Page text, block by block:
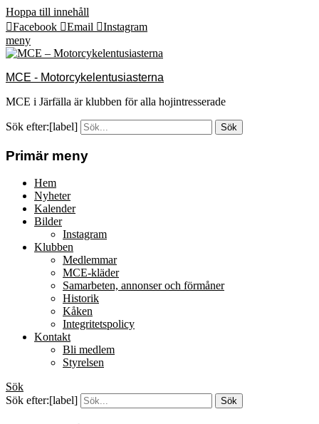
Hoppa till innehåll
Facebook
Email
Instagram
meny
MCE - Motorcykelentusiasterna
MCE i Järfälla är klubben för alla hojintresserade
Sök efter:[label]
Primär meny
Hem
Nyheter
Kalender
Bilder
Instagram
Klubben
Medlemmar
MCE-kläder
Samarbeten, annonser och förmåner
Historik
Kåken
Integritetspolicy
Kontakt
Bli medlem
Styrelsen
Sök
Sök efter:[label]